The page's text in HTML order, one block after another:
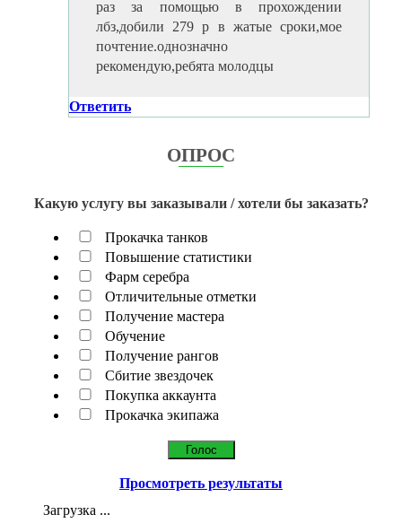
раз за помощью в прохождении
лбз,добили 279 р в жатые сроки,мое
почтение.однозначно
рекомендую,ребята молодцы
Ответить
ОПРОС
Какую услугу вы заказывали / хотели бы заказать?
Прокачка танков
Повышение статистики
Фарм серебра
Отличительные отметки
Получение мастера
Обучение
Получение рангов
Сбитие звездочек
Покупка аккаунта
Прокачка экипажа
Просмотреть результаты
Загрузка ...